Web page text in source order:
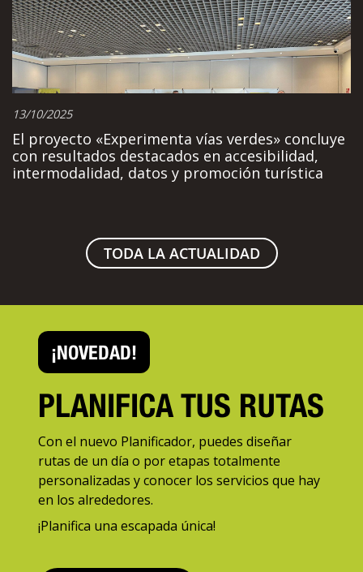
13/10/2025
El proyecto «Experimenta vías verdes» concluye
con resultados destacados en accesibilidad,
intermodalidad, datos y promoción turística
TODA LA ACTUALIDAD
¡NOVEDAD!
PLANIFICA TUS RUTAS
Con el nuevo Planificador, puedes diseñar
rutas de un día o por etapas totalmente
personalizadas y conocer los servicios que hay
en los alrededores.
¡Planifica una escapada única!